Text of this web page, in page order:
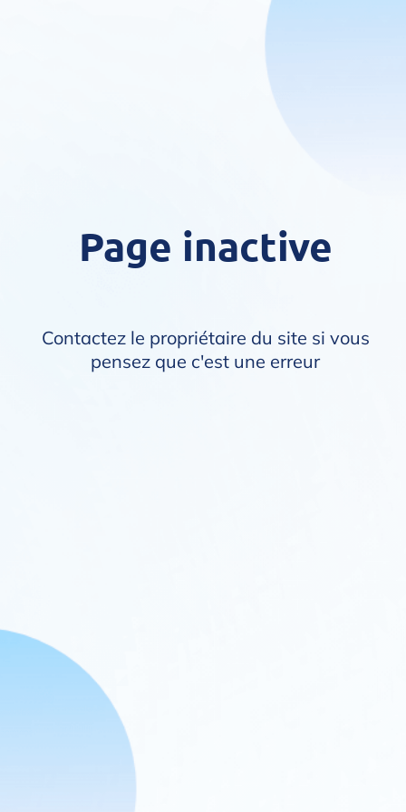
Page inactive
Contactez le propriétaire du site si vous
pensez que c'est une erreur